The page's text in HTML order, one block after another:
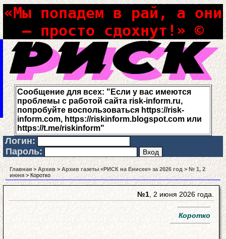
«Мы попадем в рай, а они
– просто сдохнут!» ©
Сообщение для всех: "Если у вас имеются
проблемы с работой сайта risk-inform.ru,
попробуйте воспользоваться https://risk-
inform.com, https://riskinform.blogspot.com или
https://t.me/riskinform"
Логин:
Пароль:
Главная>Архив>Архив газеты «РИСК на Енисее» за 2026 год>№ 1, 2
июня> Коротко
№1 , 2 июня 2026 года.
Коротко